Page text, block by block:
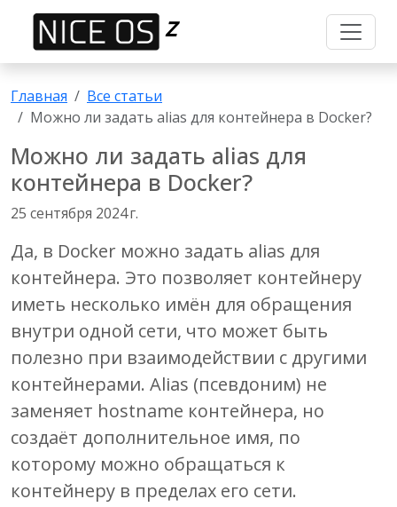
Z
Главная
Все статьи
Можно ли задать alias для контейнера в Docker?
Можно ли задать alias для
контейнера в Docker?
25 сентября 2024 г.
Да, в Docker можно задать alias для
контейнера. Это позволяет контейнеру
иметь несколько имён для обращения
внутри одной сети, что может быть
полезно при взаимодействии с другими
контейнерами. Alias (псевдоним) не
заменяет hostname контейнера, но
создаёт дополнительное имя, по
которому можно обращаться к
контейнеру в пределах его сети.